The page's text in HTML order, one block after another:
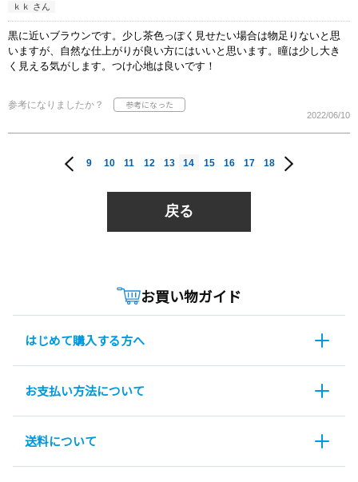
ｋｋ さん
黒に近いブラウンです。少し茶色っぽく見せたい場合は物足りないと思
いますが、自然な仕上がりが良い方にはいいと思います。瞳は少し大き
く見える気がします。つけ心地は良いです！
参考になりましたか？
2022/06/10
9 10 11 12 13 14 15 16 17 18
戻る
お買い物ガイド
はじめて購入する方へ
お支払い方法について
送料について